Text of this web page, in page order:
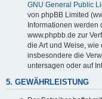
GNU General Public
von phpBB Limited
Informationen
www.phpbb.de zur
die Art und Weise,
insbesondere die
untersagen oder auf
5. GEWÄHRLEISTUNG